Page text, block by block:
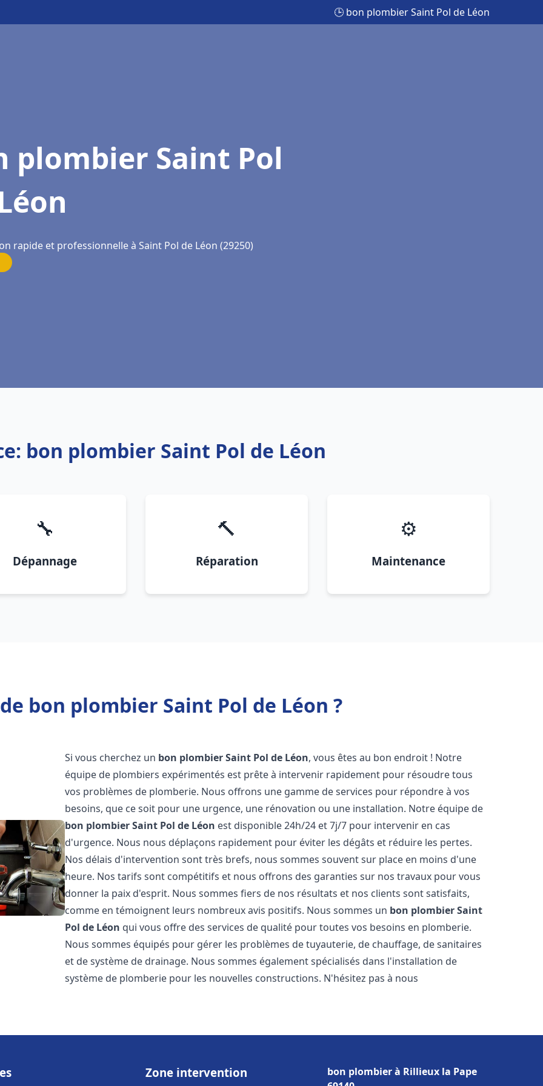
🕒 bon plombier Saint Pol de Léon
plombier Saint Pol
rapide et professionnelle à Saint Pol de Léon (29250)
bon plombier Saint Pol de Léon
🔧
Dépannage
🔨
Réparation
⚙️
Maintenance
bon plombier Saint Pol de Léon ?
Si vous cherchez un bon plombierSaint Pol de Léon, vous êtes au bon endroit ! Notre
équipe de plombiers expérimentés est prête à intervenir rapidement pour résoudre tous
vos problèmes de plomberie. Nous offrons une gamme de services pour répondre à vos
besoins, que ce soit pour une urgence, une rénovation ou une installation. Notre équipe de
bon plombierSaint Pol de Léon est disponible 24h/24 et 7j/7 pour intervenir en cas
d'urgence. Nous nous déplaçons rapidement pour éviter les dégâts et réduire les pertes.
Nos délais d'intervention sont très brefs, nous sommes souvent sur place en moins d'une
heure. Nos tarifs sont compétitifs et nous offrons des garanties sur nos travaux pour vous
donner la paix d'esprit. Nous sommes fiers de nos résultats et nos clients sont satisfaits,
comme en témoignent leurs nombreux avis positifs. Nous sommes un bon plombierSaint
Pol de Léon qui vous offre des services de qualité pour toutes vos besoins en plomberie.
Nous sommes équipés pour gérer les problèmes de tuyauterie, de chauffage, de sanitaires
et de système de drainage. Nous sommes également spécialisés dans l'installation de
système de plomberie pour les nouvelles constructions. N'hésitez pas à nous
Zone intervention
bon plombier à Rillieux la Pape